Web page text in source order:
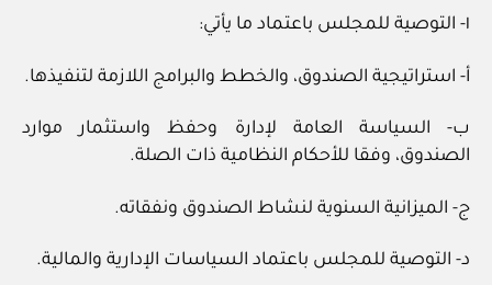
١- التوصية للمجلس باعتماد ما يأتي:
أ- استراتيجية الصندوق، والخطط والبرامج اللازمة لتنفيذها.
ب- السياسة العامة لإدارة وحفظ واستثمار موارد
الصندوق، وفقا للأحكام النظامية ذات الصلة.
ج- الميزانية السنوية لنشاط الصندوق ونفقاته.
د- التوصية للمجلس باعتماد السياسات الإدارية والمالية.